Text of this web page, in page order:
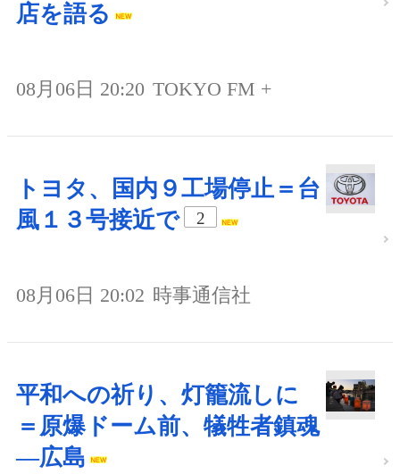
店を語る
08月06日 20:20 TOKYO FM +
トヨタ、国内９工場停止＝台
風１３号接近で
2
08月06日 20:02 時事通信社
平和への祈り、灯籠流しに
＝原爆ドーム前、犠牲者鎮魂
―広島